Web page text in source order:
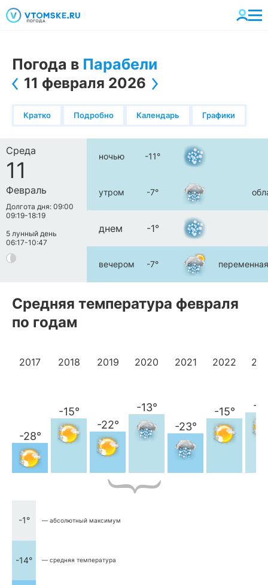
Погода в Парабели
11 февраля 2026
Кратко Подробно Календарь Графики
Среда
11
Февраль
Долгота дня: 09:00
09:19-18:19
5 лунный день
06:17-10:47
ночью -11°
утром -7°
днем -1°
вечером -7°
Средняя температура февраля
по годам
2017
-28°
2018
-15°
2019
-22°
2020
-13°
2021
-23°
2022
-15° -
-1° — абсолютный максимум
-14° — средняя температура